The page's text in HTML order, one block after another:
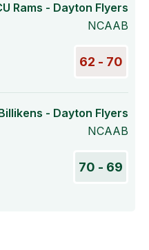
Rams - Dayton Flyers
NCAAB
70 - 62
- Dayton Flyers
NCAAB
69 - 70